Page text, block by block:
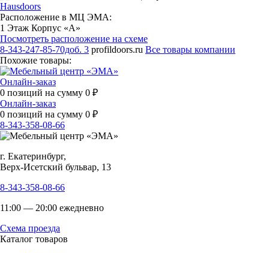
Hausdoors
Расположение в МЦ ЭМА:
1 Этаж Корпус «А»
Посмотреть расположение на схеме
8-343-247-85-70доб. 3 profildoors.ru Все товары компании
Похожие товары:
Онлайн-заказ
0 позиций на сумму 0 ₽
Онлайн-заказ
0 позиций на сумму 0 ₽
8-343-358-08-66
г. Екатеринбург,
Верх-Исетский бульвар, 13
8-343-358-08-66
11:00 — 20:00 ежедневно
Схема проезда
Каталог товаров